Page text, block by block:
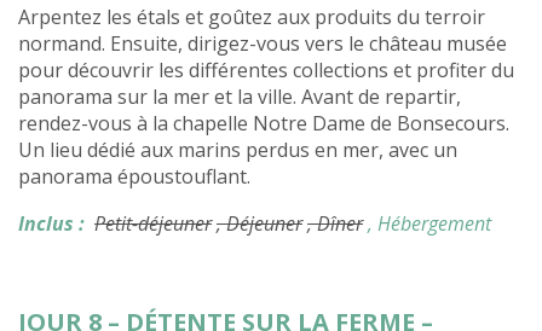
Arpentez les étals et goûtez aux produits du terroir
normand. Ensuite, dirigez-vous vers le château musée
pour découvrir les différentes collections et profiter du
panorama sur la mer et la ville. Avant de repartir,
rendez-vous à la chapelle Notre Dame de Bonsecours.
Un lieu dédié aux marins perdus en mer, avec un
panorama époustouflant.
Inclus : Petit-déjeuner, Déjeuner, Dîner, Hébergement
JOUR 8 – DÉTENTE SUR LA FERME –